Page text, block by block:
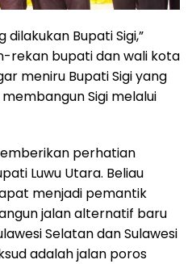
Bupati Sigi,”
rekan bupati dan wali kota
meniru Bupati Sigi yang
Sigi melalui
perhatian
Luwu Utara. Beliau
menjadi pemantik
jalan alternatif baru
Selatan dan Sulawesi
adalah jalan poros